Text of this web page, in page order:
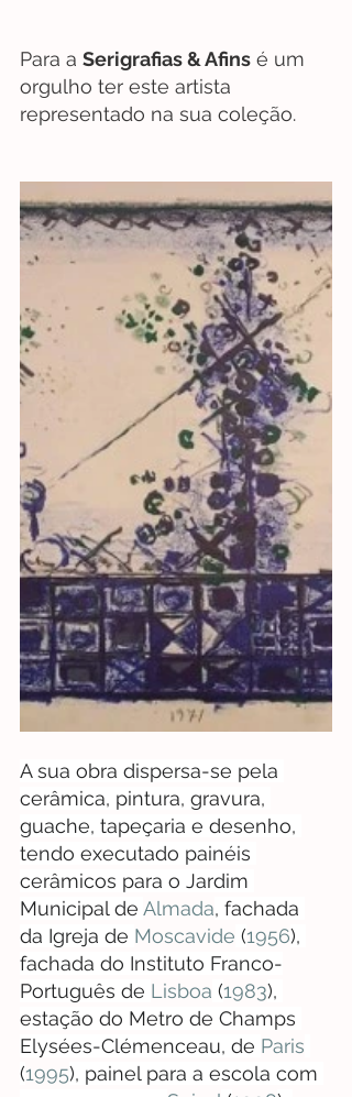
Para a Serigrafias & Afins é um
orgulho ter este artista
representado na sua coleção.
A sua obra dispersa-se pela
cerâmica, pintura, gravura,
guache, tapeçaria e desenho,
tendo executado painéis
cerâmicos para o Jardim
Municipal de Almada, fachada
da Igreja de Moscavide (1956),
fachada do Instituto Franco-
Português de Lisboa (1983),
estação do Metro de Champs
Elysées-Clémenceau, de Paris
(1995), painel para a escola com